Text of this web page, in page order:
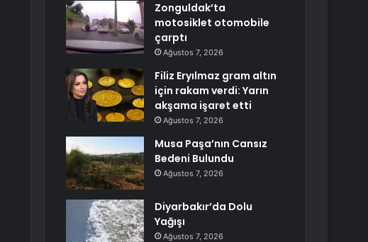
Zonguldak’ta
motosiklet otomobile
çarptı
Ağustos 7, 2026
Filiz Eryılmaz gram altın
için rakam verdi: Yarın
akşama işaret etti
Ağustos 7, 2026
Musa Paşa’nın Cansız
Bedeni Bulundu
Ağustos 7, 2026
Diyarbakır’da Dolu
Yağışı
Ağustos 7, 2026